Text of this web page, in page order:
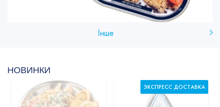
Інше
НОВИНКИ
ЭКСПРЕСС ДОСТАВКА